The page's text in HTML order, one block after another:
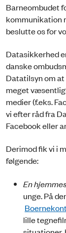
Barneombudet
kommunikation
beslutte os for
Datasikkerhed
danske
Datatilsyn om at
meget
medier (f.eks.
vi efter råd fra
Facebook eller
Derimod fik vi i
følgende:
En
unge. På
lille